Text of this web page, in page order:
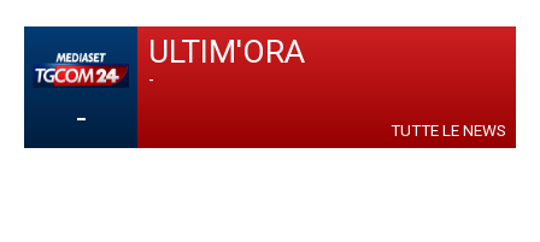
-
ULTIM'ORA
-
TUTTE LE NEWS